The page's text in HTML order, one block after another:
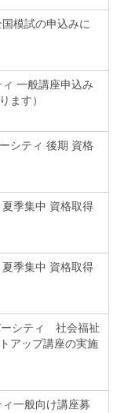
模試の申込みに
一般講座申込み
ます）
シティ 後期 資格
夏季集中 資格取得
夏季集中 資格取得
ーシティ 社会福祉
アップ講座の実施
一般向け講座募